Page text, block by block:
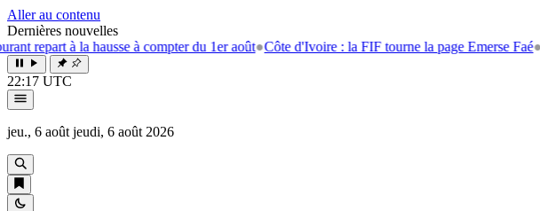
Aller au contenu
Dernières nouvelles
la hausse à compter du 1er août●Côte d'Ivoire : la FIF tourne la page Emerse Faé●Affaire
22:17 UTC
jeu., 6 août jeudi, 6 août 2026